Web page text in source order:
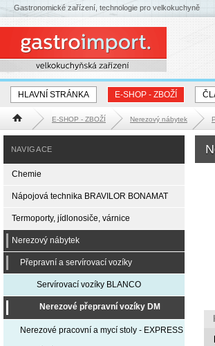
HLAVNÍ STRÁNKA E-SHOP - ZBOŽÍ
Hlavní stránka E-SHOP - ZBOŽÍ Nerezový nábytek
NAVIGACE
Chemie
Nápojová technika BRAVILOR BONAMAT
Termoporty, jídlonosiče, várnice
Nerezový nábytek
Přepravní a servírovací vozíky
Servírovací vozíky BLANCO
Nerezové přepravní vozíky DM
Nerezové pracovní a mycí stoly - EXPRESS
Gastronomické zařízení, technologie pro velkokuchyně